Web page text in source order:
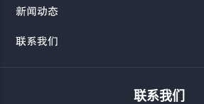
新闻动态
联系我们
联系我们